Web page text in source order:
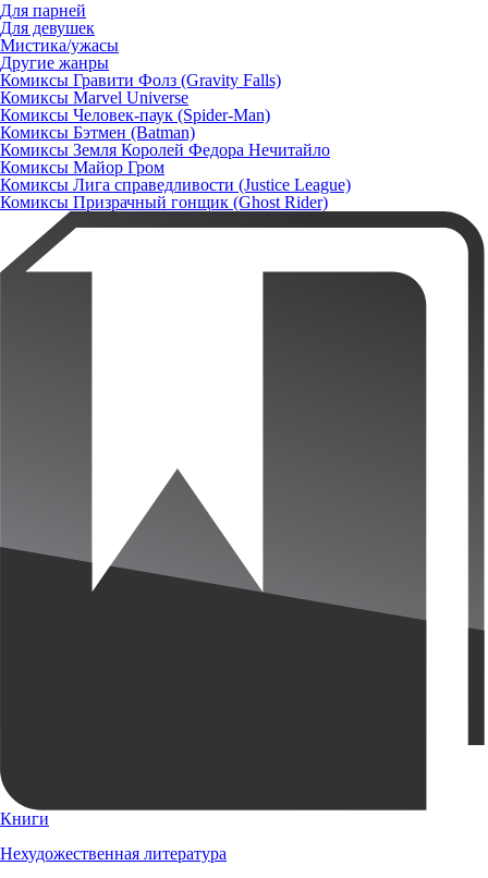
Для парней
Для девушек
Мистика/ужасы
Другие жанры
Комиксы Гравити Фолз (Gravity Falls)
Комиксы Marvel Universe
Комиксы Человек-паук (Spider-Man)
Комиксы Бэтмен (Batman)
Комиксы Земля Королей Федора Нечитайло
Комиксы Майор Гром
Комиксы Лига справедливости (Justice League)
Комиксы Призрачный гонщик (Ghost Rider)
Книги
Нехудожественная литература